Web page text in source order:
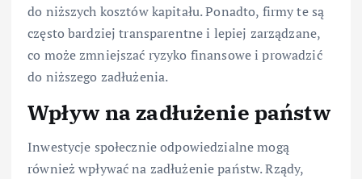
do niższych kosztów kapitału. Ponadto, firmy te są
często bardziej transparentne i lepiej zarządzane,
co może zmniejszać ryzyko finansowe i prowadzić
do niższego zadłużenia.
Wpływ na zadłużenie państw
Inwestycje społecznie odpowiedzialne mogą
również wpływać na zadłużenie państw. Rządy,